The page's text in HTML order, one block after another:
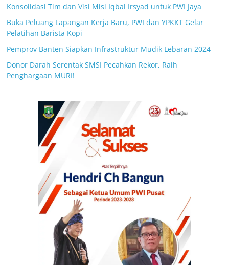
Konsolidasi Tim dan Visi Misi Iqbal Irsyad untuk PWI Jaya
Buka Peluang Lapangan Kerja Baru, PWI dan YPKKT Gelar
Pelatihan Barista Kopi
Pemprov Banten Siapkan Infrastruktur Mudik Lebaran 2024
Donor Darah Serentak SMSI Pecahkan Rekor, Raih
Penghargaan MURI!